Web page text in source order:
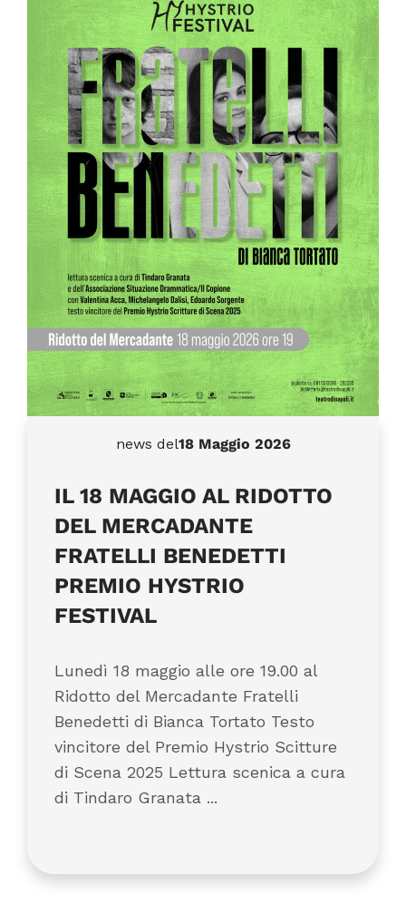
news del18 Maggio 2026
IL 18 MAGGIO AL RIDOTTO
DEL MERCADANTE
FRATELLI BENEDETTI
PREMIO HYSTRIO
FESTIVAL
Lunedì 18 maggio alle ore 19.00 al
Ridotto del Mercadante Fratelli
Benedetti di Bianca Tortato Testo
vincitore del Premio Hystrio Scitture
di Scena 2025 Lettura scenica a cura
di Tindaro Granata ...